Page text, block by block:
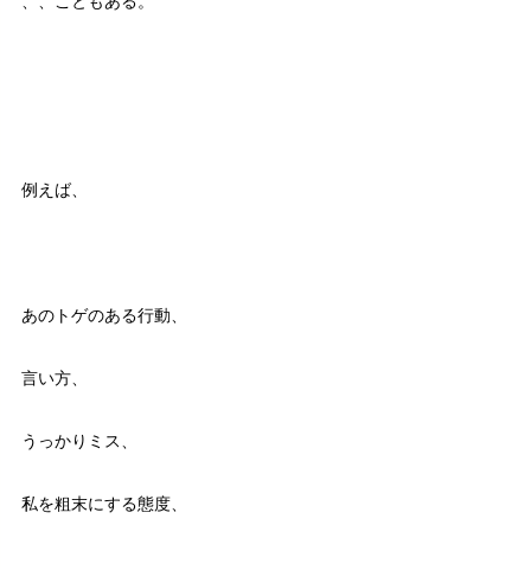
例えば、
あのトゲのある行動、
言い方、
うっかりミス、
私を粗末にする態度、